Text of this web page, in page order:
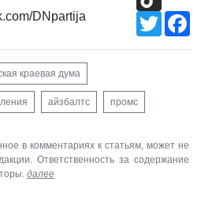
DNpartija
Twitter
краевая дума
айзбалтс промс
в комментариях к статьям, может не
Ответственность за содержание
далее